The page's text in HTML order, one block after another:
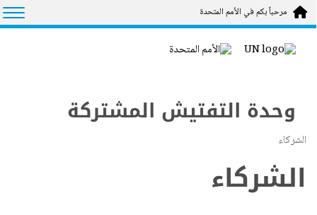
Skip to main content
مرحباً بكم في الأمم المتحدة
وحدة التفتيش المشتركة
الشركاء
الشركاء